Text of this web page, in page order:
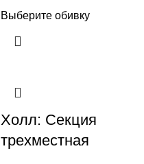
Выберите обивку
Холл: Секция
трехместная